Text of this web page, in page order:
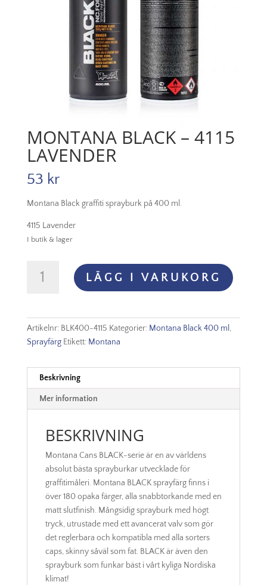
MONTANA BLACK – 4115
LAVENDER
53 kr
Montana Black graffiti sprayburk på 400 ml.
4115 Lavender
I butik & lager
Black
Lavender
mängd
LÄGG I VARUKORG
Artikelnr: BLK400-4115 Kategorier: Montana Black 400 ml,
Sprayfärg Etikett: Montana
Beskrivning
Mer information
BESKRIVNING
Montana Cans BLACK-serie är en av världens
absolut bästa sprayburkar utvecklade för
graffitimåleri. Montana BLACK sprayfärg finns i
över 180 opaka färger, alla snabbtorkande med en
matt slutfinish. Mångsidig sprayburk med högt
tryck, utrustade med ett avancerat valv som gör
det reglerbara och kompatibla med alla sorters
caps, skinny såväl som fat. BLACK är även den
sprayburk som funkar bäst i vårt kyliga Nordiska
klimat!